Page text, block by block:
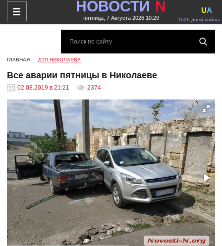
НОВОСТИ N
пятница, 7 Августа 2026 10:29 1626 дней войны
UA
ГЛАВНАЯ ДТП НИКОЛАЕВА
Все аварии пятницы в Николаеве
02.08.2019 в 21:21 2374